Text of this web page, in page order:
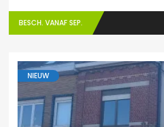
BESCH. VANAF SEP.
NIEUW